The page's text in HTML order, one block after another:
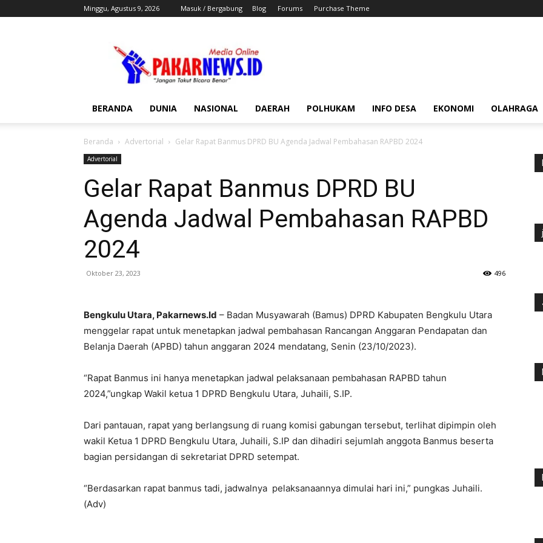
Minggu, Agustus 9, 2026 Masuk / Bergabung Blog Forums Purchase Theme
BERANDA DUNIA NASIONAL DAERAH POLHUKAM INFO DESA EKONOMI OLAHRAGA
Beranda Advertorial Gelar Rapat Banmus DPRD BU Agenda Jadwal Pembahasan RAPBD 2024
Advertorial
Gelar Rapat Banmus DPRD BU
Agenda Jadwal Pembahasan RAPBD
2024
Oktober 23, 2023 496
Bengkulu Utara, Pakarnews.Id – Badan Musyawarah (Bamus) DPRD Kabupaten Bengkulu Utara
menggelar rapat untuk menetapkan jadwal pembahasan Rancangan Anggaran Pendapatan dan
Belanja Daerah (APBD) tahun anggaran 2024 mendatang, Senin (23/10/2023).
“Rapat Banmus ini hanya menetapkan jadwal pelaksanaan pembahasan RAPBD tahun
2024,”ungkap Wakil ketua 1 DPRD Bengkulu Utara, Juhaili, S.IP.
Dari pantauan, rapat yang berlangsung di ruang komisi gabungan tersebut, terlihat dipimpin oleh
wakil Ketua 1 DPRD Bengkulu Utara, Juhaili, S.IP dan dihadiri sejumlah anggota Banmus beserta
bagian persidangan di sekretariat DPRD setempat.
“Berdasarkan rapat banmus tadi, jadwalnya pelaksanaannya dimulai hari ini,” pungkas Juhaili.
(Adv)